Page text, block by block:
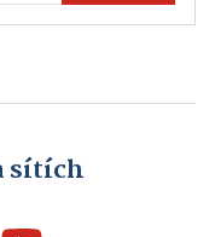
sítích